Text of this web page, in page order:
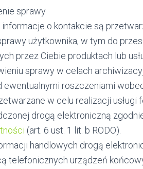
sprawy
o kontakcie są
użytkownika, w tym do
przez Ciebie produktach lub
sprawy w celach
roszczeniami
w celu realizacji usługi
drogą elektroniczną
(art. 6 ust. 1 lit. b RODO).
handlowych drogą
telefonicznych urządzeń